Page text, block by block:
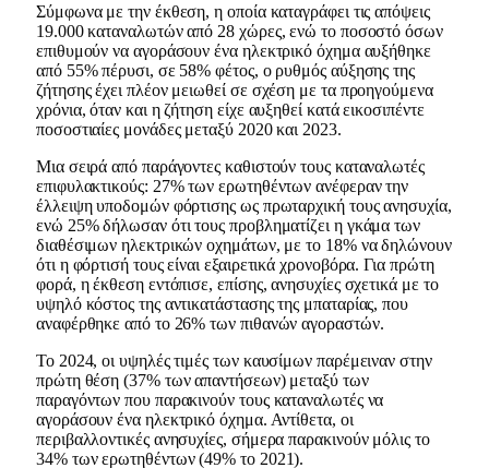
Σύμφωνα με την έκθεση, η οποία καταγράφει τις απόψεις
19.000 καταναλωτών από 28 χώρες, ενώ το ποσοστό όσων
επιθυμούν να αγοράσουν ένα ηλεκτρικό όχημα αυξήθηκε
από 55% πέρυσι, σε 58% φέτος, ο ρυθμός αύξησης της
ζήτησης έχει πλέον μειωθεί σε σχέση με τα προηγούμενα
χρόνια, όταν και η ζήτηση είχε αυξηθεί κατά εικοσιπέντε
ποσοστιαίες μονάδες μεταξύ 2020 και 2023.
Μια σειρά από παράγοντες καθιστούν τους καταναλωτές
επιφυλακτικούς: 27% των ερωτηθέντων ανέφεραν την
έλλειψη υποδομών φόρτισης ως πρωταρχική τους ανησυχία,
ενώ 25% δήλωσαν ότι τους προβληματίζει η γκάμα των
διαθέσιμων ηλεκτρικών οχημάτων, με το 18% να δηλώνουν
ότι η φόρτισή τους είναι εξαιρετικά χρονοβόρα. Για πρώτη
φορά, η έκθεση εντόπισε, επίσης, ανησυχίες σχετικά με το
υψηλό κόστος της αντικατάστασης της μπαταρίας, που
αναφέρθηκε από το 26% των πιθανών αγοραστών.
Το 2024, οι υψηλές τιμές των καυσίμων παρέμειναν στην
πρώτη θέση (37% των απαντήσεων) μεταξύ των
παραγόντων που παρακινούν τους καταναλωτές να
αγοράσουν ένα ηλεκτρικό όχημα. Αντίθετα, οι
περιβαλλοντικές ανησυχίες, σήμερα παρακινούν μόλις το
34% των ερωτηθέντων (49% το 2021).